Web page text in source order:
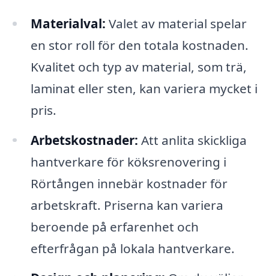
Materialval: Valet av material spelar
en stor roll för den totala kostnaden.
Kvalitet och typ av material, som trä,
laminat eller sten, kan variera mycket i
pris.
Arbetskostnader: Att anlita skickliga
hantverkare för köksrenovering i
Rörtången innebär kostnader för
arbetskraft. Priserna kan variera
beroende på erfarenhet och
efterfrågan på lokala hantverkare.